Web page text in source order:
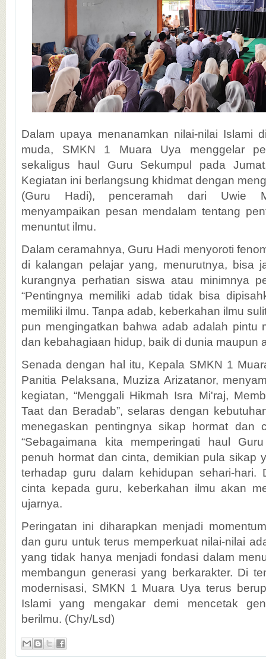
Dalam upaya menanamkan nilai-nilai Islami
muda, SMKN 1 Muara Uya menggelar
sekaligus haul Guru Sekumpul pada
Kegiatan ini berlangsung khidmat dengan
(Guru Hadi), penceramah dari Uwie
menyampaikan pesan mendalam tentang
menuntut ilmu.
Dalam ceramahnya, Guru Hadi menyoroti
di kalangan pelajar yang, menurutnya, bisa
kurangnya perhatian siswa atau minimnya
“Pentingnya memiliki adab tidak bisa
memiliki ilmu. Tanpa adab, keberkahan ilmu
pun mengingatkan bahwa adab adalah pintu
dan kebahagiaan hidup, baik di dunia maupun
Senada dengan hal itu, Kepala SMKN 1
Panitia Pelaksana, Muziza Arizatanor,
kegiatan, “Menggali Hikmah Isra Mi'raj,
Taat dan Beradab”, selaras dengan
menegaskan pentingnya sikap hormat dan
“Sebagaimana kita memperingati haul
penuh hormat dan cinta, demikian pula sikap
terhadap guru dalam kehidupan sehari-hari.
cinta kepada guru, keberkahan ilmu akan
ujarnya.
Peringatan ini diharapkan menjadi
dan guru untuk terus memperkuat nilai-nilai
yang tidak hanya menjadi fondasi dalam
membangun generasi yang berkarakter. Di
modernisasi, SMKN 1 Muara Uya terus
Islami yang mengakar demi mencetak
berilmu. (Chy/Lsd)